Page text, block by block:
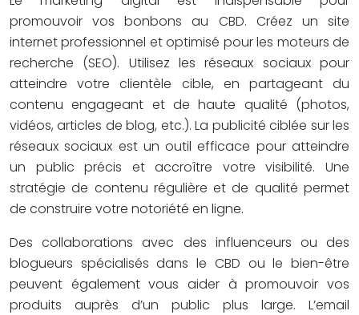
promouvoir vos bonbons au CBD. Créez un site
internet professionnel et optimisé pour les moteurs de
recherche (SEO). Utilisez les réseaux sociaux pour
atteindre votre clientèle cible, en partageant du
contenu engageant et de haute qualité (photos,
vidéos, articles de blog, etc.). La publicité ciblée sur les
réseaux sociaux est un outil efficace pour atteindre
un public précis et accroître votre visibilité. Une
stratégie de contenu régulière et de qualité permet
de construire votre notoriété en ligne.
Des collaborations avec des influenceurs ou des
blogueurs spécialisés dans le CBD ou le bien-être
peuvent également vous aider à promouvoir vos
produits auprès d’un public plus large. L’email